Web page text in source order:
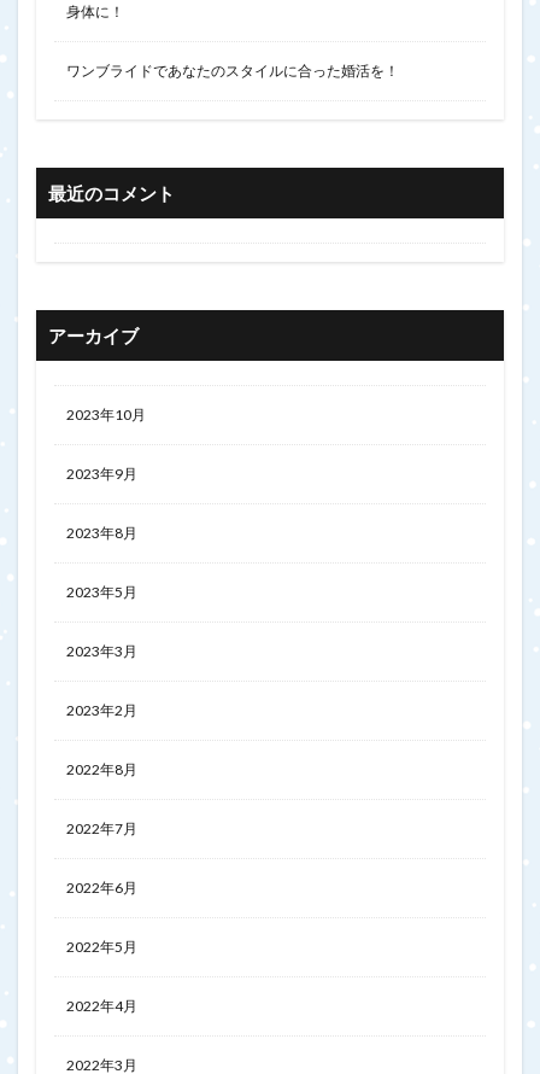
身体に！
ワンブライドであなたのスタイルに合った婚活を！
最近のコメント
アーカイブ
2023年10月
2023年9月
2023年8月
2023年5月
2023年3月
2023年2月
2022年8月
2022年7月
2022年6月
2022年5月
2022年4月
2022年3月